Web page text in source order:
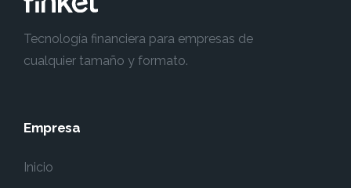
Tecnología financiera para empresas de
cualquier tamaño y formato.
Empresa
Inicio